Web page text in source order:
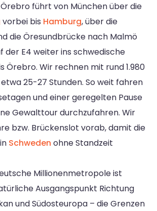
führt von München über die
vorbei bis Hamburg, über die
die Öresundbrücke nach Malmö
der E4 weiter ins schwedische
Örebro. Wir rechnen mit rund 1.980
25-27 Stunden. So weit fahren
und einer geregelten Pause
Gewalttour durchzufahren. Wir
bzw. Brückenslot vorab, damit die
Schweden ohne Standzeit
Millionenmetropole ist
Ausgangspunkt Richtung
und Südosteuropa – die Grenzen